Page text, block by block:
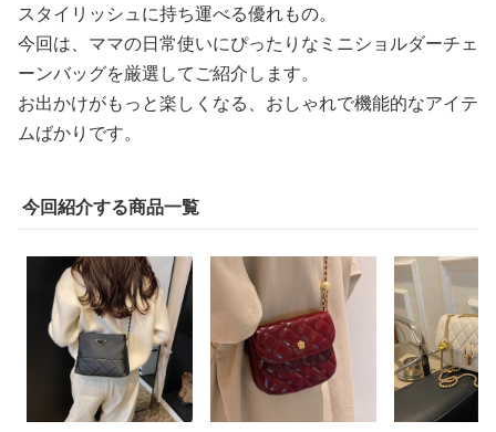
スタイリッシュに持ち運べる優れもの。
今回は、ママの日常使いにぴったりなミニショルダーチェ
ーンバッグを厳選してご紹介します。
お出かけがもっと楽しくなる、おしゃれで機能的なアイテ
ムばかりです。
今回紹介する商品一覧